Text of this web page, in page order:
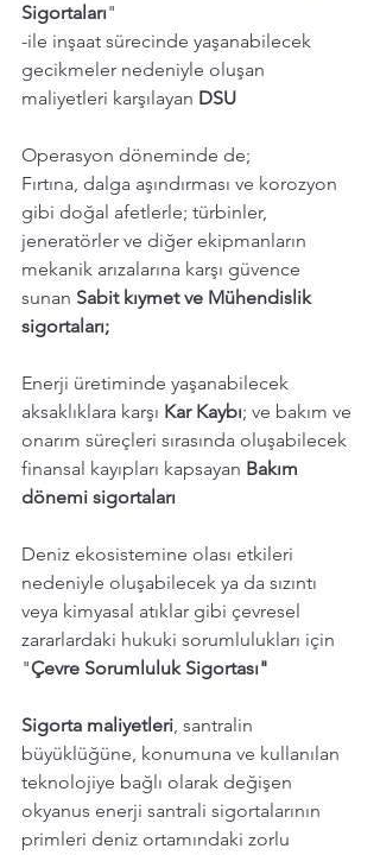
Sigortaları"
-ile inşaat sürecinde yaşanabilecek
gecikmeler nedeniyle oluşan
maliyetleri karşılayan DSU
Operasyon döneminde de;
Fırtına, dalga aşındırması ve korozyon
gibi doğal afetlerle; türbinler,
jeneratörler ve diğer ekipmanların
mekanik arızalarına karşı güvence
sunan Sabit kıymet ve Mühendislik
sigortaları;
Enerji üretiminde yaşanabilecek
aksaklıklara karşı Kar Kaybı; ve bakım ve
onarım süreçleri sırasında oluşabilecek
finansal kayıpları kapsayan Bakım
dönemi sigortaları
Deniz ekosistemine olası etkileri
nedeniyle oluşabilecek ya da sızıntı
veya kimyasal atıklar gibi çevresel
zararlardaki hukuki sorumlulukları için
"Çevre Sorumluluk Sigortası"
Sigorta maliyetleri, santralin
büyüklüğüne, konumuna ve kullanılan
teknolojiye bağlı olarak değişen
okyanus enerji santrali sigortalarının
primleri deniz ortamındaki zorlu